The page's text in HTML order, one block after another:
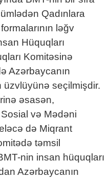
Qadınlara
ləğv
Hüquqları
Komitəsinə
Azərbaycanın
üzvlüyünə seçilmişdir.
əsasən,
və Mədəni
də Miqrant
təmsil
nin insan hüquqları
Azərbaycanın